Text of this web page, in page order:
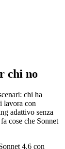
chi no
chi ha
lavora con
adattivo senza
cose che Sonnet
4.6 con